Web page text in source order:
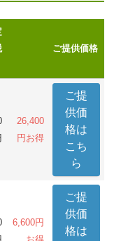
ご提供価格
26,400
円お得
ご提
供価
格は
こち
ら
6,600円
ご提
供価
格は